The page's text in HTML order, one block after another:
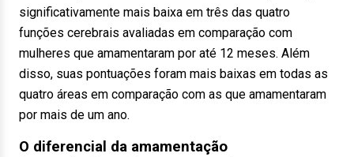
significativamente mais baixa em três das quatro
funções cerebrais avaliadas em comparação com
mulheres que amamentaram por até 12 meses. Além
disso, suas pontuações foram mais baixas em todas as
quatro áreas em comparação com as que amamentaram
por mais de um ano.
O diferencial da amamentação